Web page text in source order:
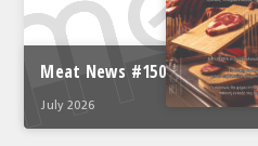
Meat News #150
July 2026